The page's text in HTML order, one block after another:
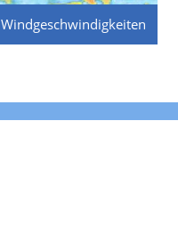
Windgeschwindigkeiten